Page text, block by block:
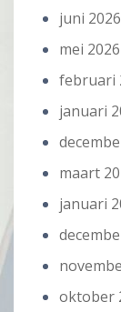
juni 2026
mei 2026
februari
januari
maart
januari
oktober